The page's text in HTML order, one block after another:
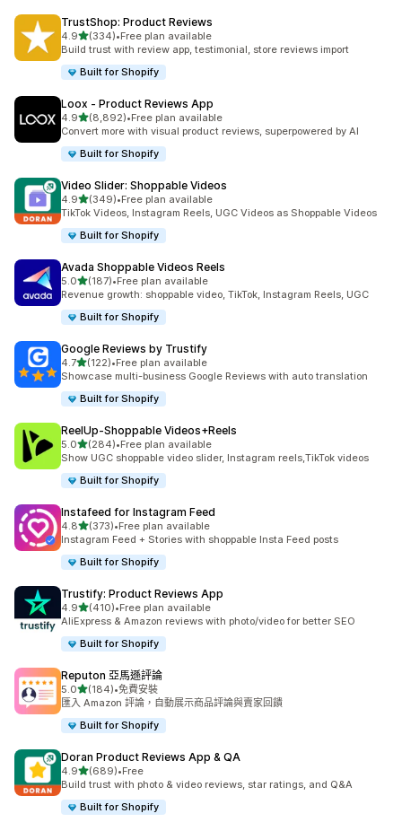
TrustShop: Product Reviews
4.9滿分 5 顆星
(334)
共有 334 則評價
•Free plan available
Build trust with review app, testimonial, store reviews import
Built for Shopify
Loox ‑ Product Reviews App
4.9滿分 5 顆星
(8,892)
共有 8892 則評價
•Free plan available
Convert more with visual product reviews, superpowered by AI
Built for Shopify
Video Slider: Shoppable Videos
4.9滿分 5 顆星
(349)
共有 349 則評價
•Free plan available
TikTok Videos, Instagram Reels, UGC Videos as Shoppable Videos
Built for Shopify
Avada Shoppable Videos Reels
5.0滿分 5 顆星
(187)
共有 187 則評價
•Free plan available
Revenue growth: shoppable video, TikTok, Instagram Reels, UGC
Built for Shopify
Google Reviews by Trustify
4.7滿分 5 顆星
(122)
共有 122 則評價
•Free plan available
Showcase multi-business Google Reviews with auto translation
Built for Shopify
ReelUp‑Shoppable Videos+Reels
5.0滿分 5 顆星
(284)
共有 284 則評價
•Free plan available
Show UGC shoppable video slider, Instagram reels,TikTok videos
Built for Shopify
Instafeed for Instagram Feed
4.8滿分 5 顆星
(373)
共有 373 則評價
•Free plan available
Instagram Feed + Stories with shoppable Insta Feed posts
Built for Shopify
Trustify: Product Reviews App
4.9滿分 5 顆星
(410)
共有 410 則評價
•Free plan available
AliExpress & Amazon reviews with photo/video for better SEO
Built for Shopify
Reputon 亞馬遜評論
5.0滿分 5 顆星
(184)
共有 184 則評價
•免費安裝
匯入 Amazon 評論，自動展示商品評論與賣家回饋
Built for Shopify
Doran Product Reviews App & QA
4.9滿分 5 顆星
(689)
共有 689 則評價
•Free
Build trust with photo & video reviews, star ratings, and Q&A
Built for Shopify